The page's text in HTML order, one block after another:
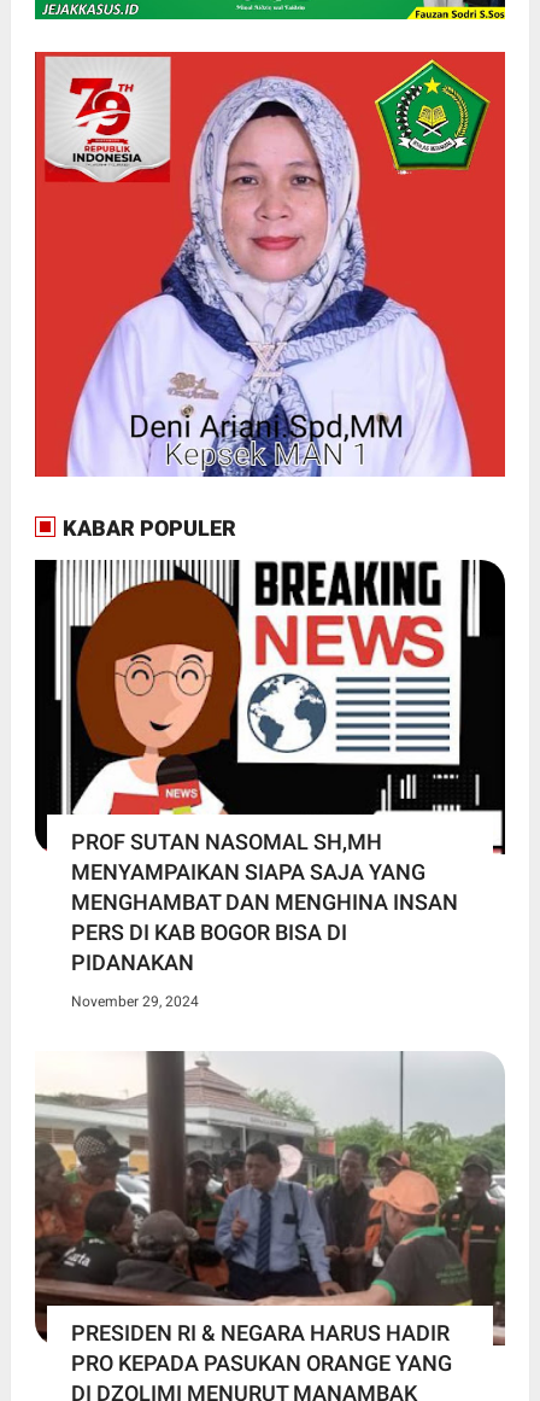
KABAR POPULER
PROF SUTAN NASOMAL SH,MH
MENYAMPAIKAN SIAPA SAJA YANG
MENGHAMBAT DAN MENGHINA INSAN
PERS DI KAB BOGOR BISA DI
PIDANAKAN
November 29, 2024
PRESIDEN RI & NEGARA HARUS HADIR
PRO KEPADA PASUKAN ORANGE YANG
DI DZOLIMI MENURUT MANAMBAK